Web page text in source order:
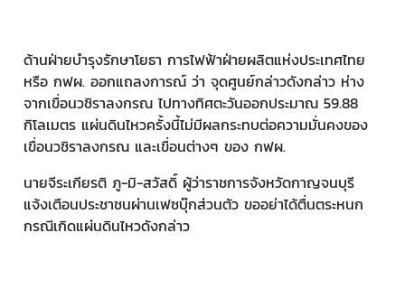
ด้านฝ่ายบำรุงรักษาโยธา การไฟฟ้าฝ่ายผลิตแห่งประเทศไทย
หรือ กฟผ. ออกแถลงการณ์ ว่า จุดศูนย์กล่าวดังกล่าว ห่าง
จากเขื่อนวชิราลงกรณ ไปทางทิศตะวันออกประมาณ 59.88
กิโลเมตร แผ่นดินไหวครั้งนี้ไม่มีผลกระทบต่อความมั่นคงของ
เขื่อนวชิราลงกรณ และเขื่อนต่างๆ ของ กฟผ.
นายจีระเกียรติ ภู-มิ-สวัสดิ์ ผู้ว่าราชการจังหวัดกาญจนบุรี
แจ้งเตือนประชาชนผ่านเฟซบุ๊กส่วนตัว ขออย่าได้ตื่นตระหนก
กรณีเกิดแผ่นดินไหวดังกล่าว